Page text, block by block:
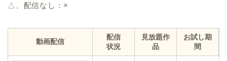
△、配信なし：×
動画配信
配信
状況
見放題作
品
お試し期
間